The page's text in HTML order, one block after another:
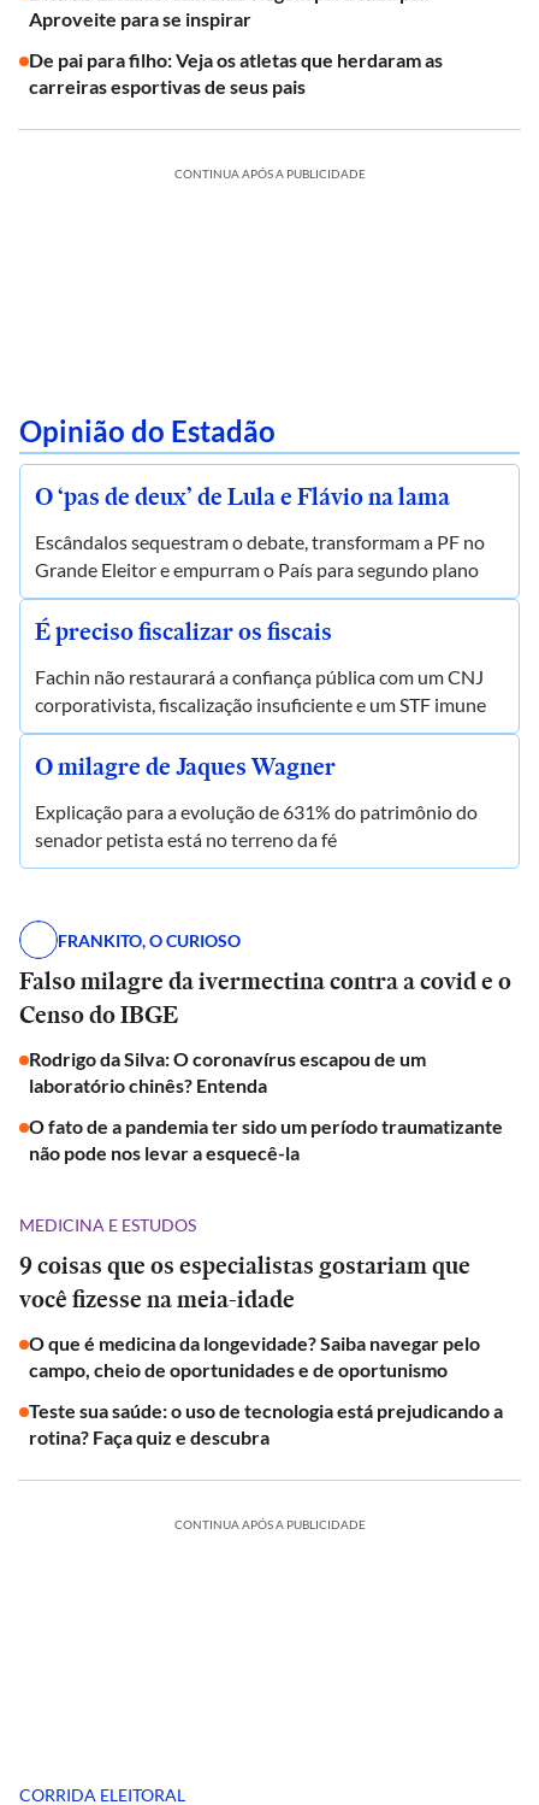
Aproveite para se inspirar
De pai para filho: Veja os atletas que herdaram as
carreiras esportivas de seus pais
CONTINUA APÓS A PUBLICIDADE
Opinião do Estadão
O ‘pas de deux’ de Lula e Flávio na lama
Escândalos sequestram o debate, transformam a PF no
Grande Eleitor e empurram o País para segundo plano
É preciso fiscalizar os fiscais
Fachin não restaurará a confiança pública com um CNJ
corporativista, fiscalização insuficiente e um STF imune
O milagre de Jaques Wagner
Explicação para a evolução de 631% do patrimônio do
senador petista está no terreno da fé
FRANKITO, O CURIOSO
Falso milagre da ivermectina contra a covid e o
Censo do IBGE
Rodrigo da Silva: O coronavírus escapou de um
laboratório chinês? Entenda
O fato de a pandemia ter sido um período traumatizante
não pode nos levar a esquecê-la
MEDICINA E ESTUDOS
9 coisas que os especialistas gostariam que
você fizesse na meia-idade
O que é medicina da longevidade? Saiba navegar pelo
campo, cheio de oportunidades e de oportunismo
Teste sua saúde: o uso de tecnologia está prejudicando a
rotina? Faça quiz e descubra
CONTINUA APÓS A PUBLICIDADE
CORRIDA ELEITORAL